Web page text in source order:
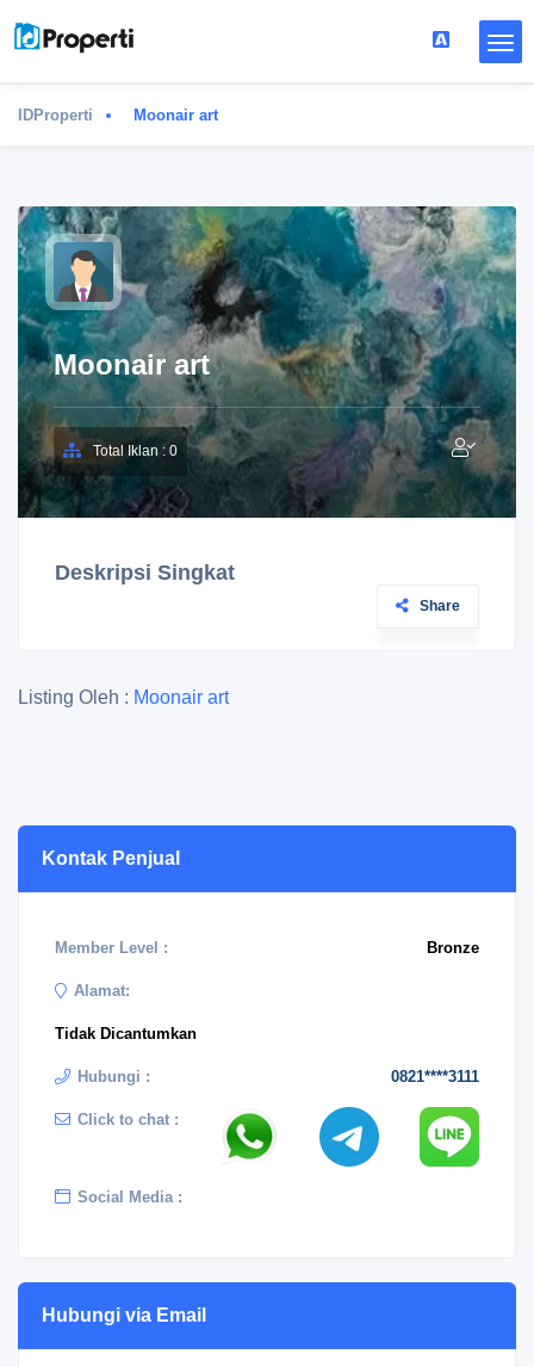
IDProperti Moonair art
Moonair art
Total Iklan : 0
Deskripsi Singkat
Share
Listing Oleh : Moonair art
Kontak Penjual
Member Level : Bronze
Alamat:
Tidak Dicantumkan
Hubungi : 0821****3111
Click to chat :
Social Media :
Hubungi via Email